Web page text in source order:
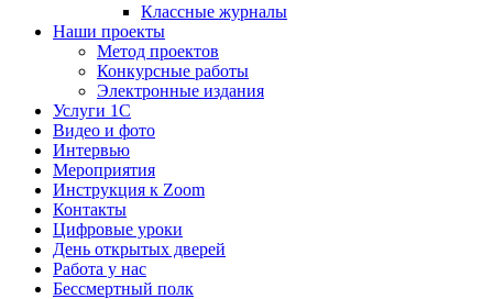
Классные журналы
Наши проекты
Метод проектов
Конкурсные работы
Электронные издания
Услуги 1C
Видео и фото
Интервью
Мероприятия
Инструкция к Zoom
Контакты
Цифровые уроки
День открытых дверей
Работа у нас
Бессмертный полк